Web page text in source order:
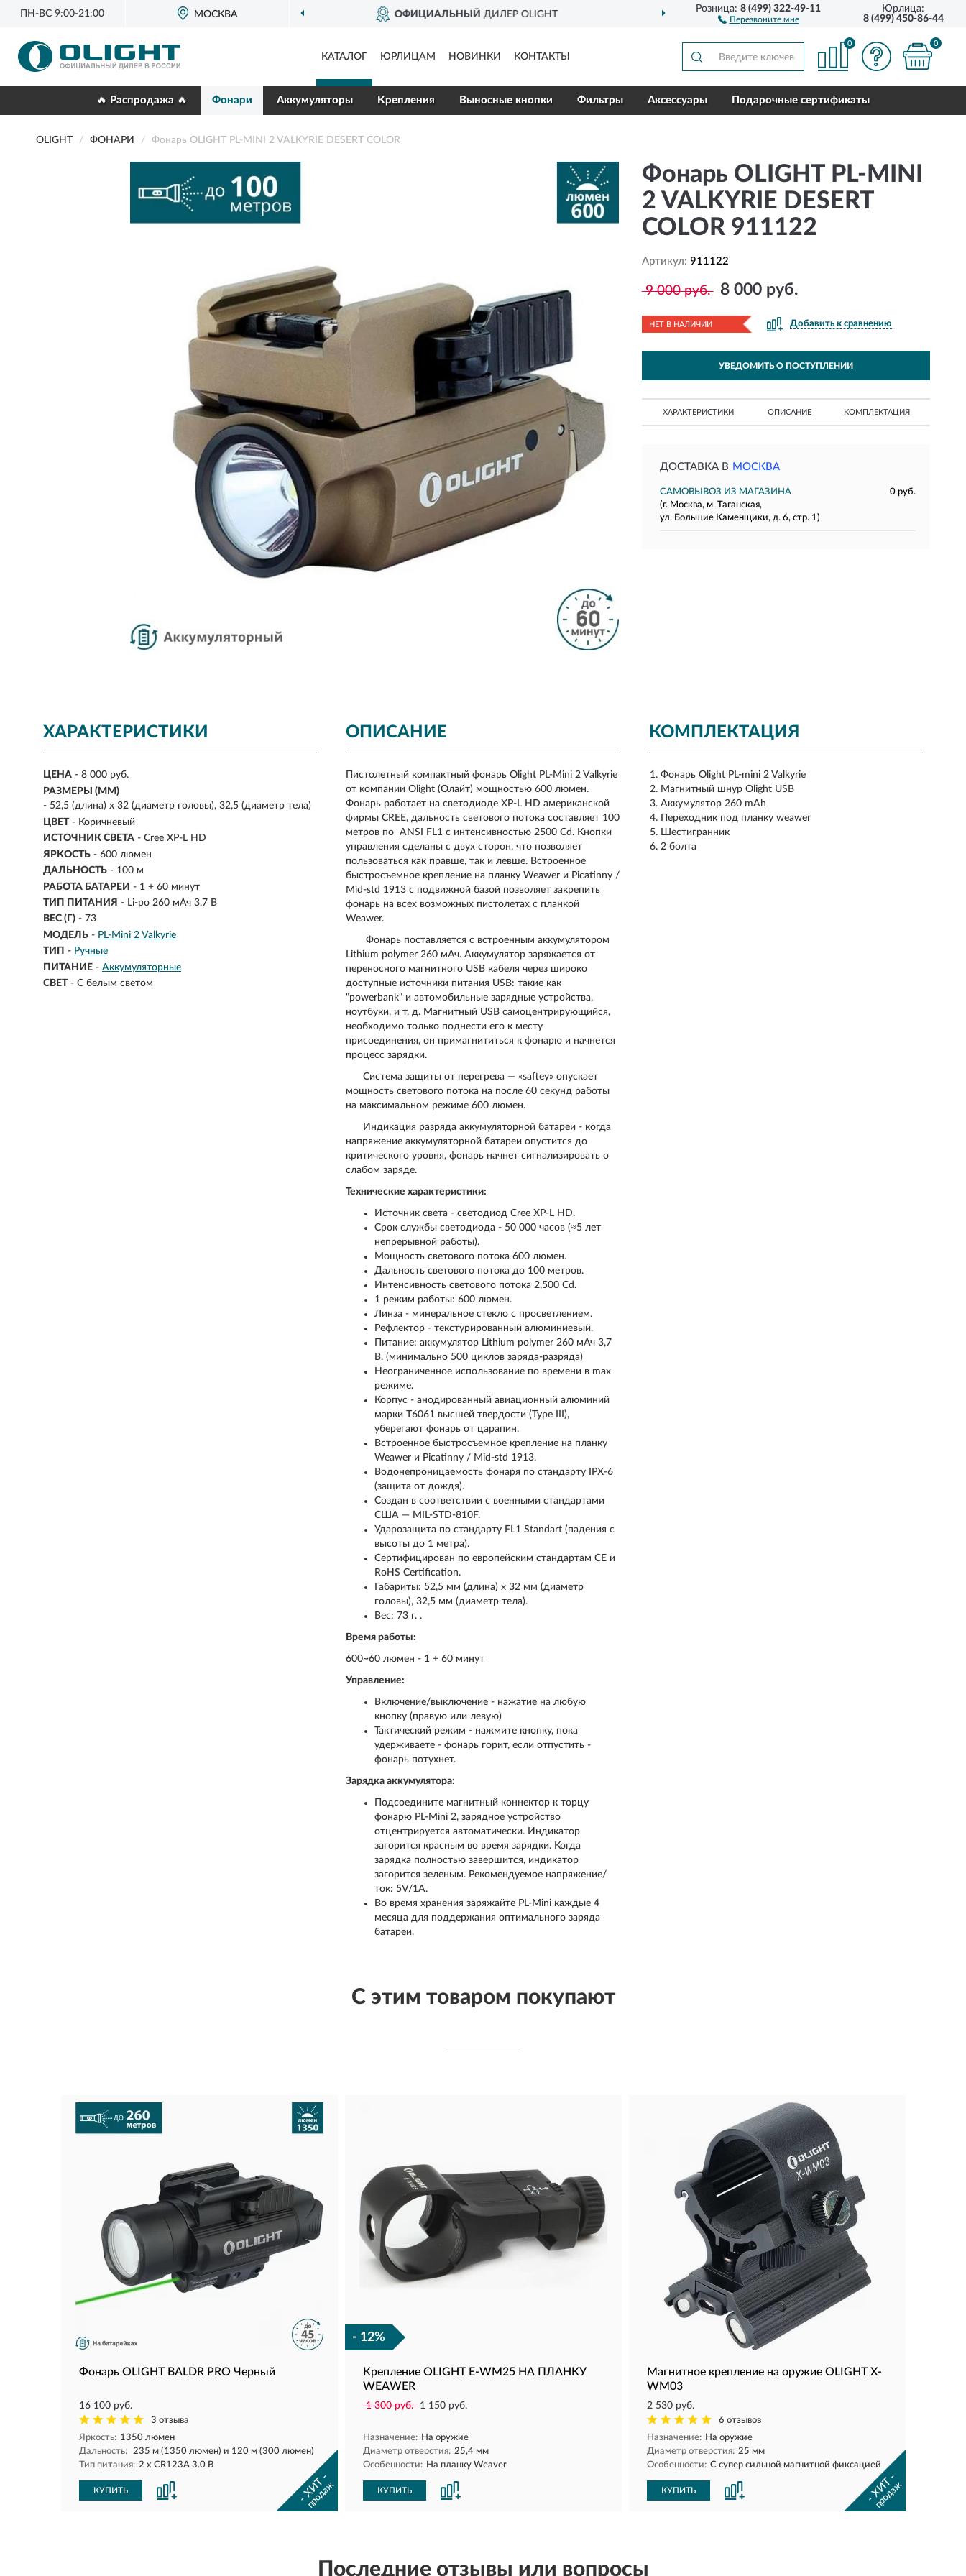
ПН-ВС 9:00-21:00 МОСКВА
ОФИЦИАЛЬНЫЙДИЛЕР OLIGHT ДОСТАВИМПО ВСЕЙ РОССИИ ДО 5 ЛЕТГАРАНТИЯ
Розница:8 (499) 322-49-11
Перезвоните мне
Юрлица:
8 (499) 450-86-44
КАТАЛОГ ЮРЛИЦАМ НОВИНКИ КОНТАКТЫ
0 0
🔥 Распродажа 🔥 Фонари Аккумуляторы Крепления Выносные кнопки Фильтры Аксессуары Подарочные сертификаты
OLIGHT ФОНАРИ Фонарь OLIGHT PL-MINI 2 VALKYRIE DESERT COLOR
Фонарь OLIGHT PL-MINI
2 VALKYRIE DESERT
COLOR 911122
Артикул: 911122
9 000 руб. 8 000 руб.
НЕТ В НАЛИЧИИ Добавить к сравнению
УВЕДОМИТЬ О ПОСТУПЛЕНИИ
ХАРАКТЕРИСТИКИ ОПИСАНИЕ КОМПЛЕКТАЦИЯ
ДОСТАВКА В МОСКВА
САМОВЫВОЗ ИЗ МАГАЗИНА
0 руб.
(г. Москва, м. Таганская,
ул. Большие Каменщики, д. 6, стр. 1)
ХАРАКТЕРИСТИКИ
ЦЕНА - 8 000 руб.
РАЗМЕРЫ (ММ)
- 52,5 (длина) х 32 (диаметр головы), 32,5 (диаметр тела)
ЦВЕТ - Коричневый
ИСТОЧНИК СВЕТА - Cree XP-L HD
ЯРКОСТЬ - 600 люмен
ДАЛЬНОСТЬ - 100 м
РАБОТА БАТАРЕИ - 1 + 60 минут
ТИП ПИТАНИЯ - Li-po 260 мАч 3,7 В
ВЕС (Г) - 73
МОДЕЛЬ - PL-Mini 2 Valkyrie
ТИП - Ручные
ПИТАНИЕ - Аккумуляторные
СВЕТ - С белым светом
КОМПЛЕКТАЦИЯ
Фонарь Olight PL-mini 2 Valkyrie
Магнитный шнур Olight USB
Аккумулятор 260 mAh
Переходник под планку weawer
Шестигранник
2 болта
ОПИСАНИЕ
Пистолетный компактный фонарь Olight PL-Mini 2 Valkyrie
от компании Olight (Олайт) мощностью 600 люмен.
Фонарь работает на светодиоде XP-L HD американской
фирмы CREE, дальность светового потока составляет 100
метров по ANSI FL1 с интенсивностью 2500 Cd. Кнопки
управления сделаны с двух сторон, что позволяет
пользоваться как правше, так и левше. Встроенное
быстросъемное крепление на планку Weawer и Picatinny /
Mid-std 1913 с подвижной базой позволяет закрепить
фонарь на всех возможных пистолетах с планкой
Weawer.
Фонарь поставляется с встроенным аккумулятором
Lithium polymer 260 мАч. Аккумулятор заряжается от
переносного магнитного USB кабеля через широко
доступные источники питания USB: такие как
"powerbank" и автомобильные зарядные устройства,
ноутбуки, и т. д. Магнитный USB самоцентрирующийся,
необходимо только поднести его к месту
присоединения, он примагнититься к фонарю и начнется
процесс зарядки.
Система защиты от перегрева — «saftey» опускает
мощность светового потока на после 60 секунд работы
на максимальном режиме 600 люмен.
Индикация разряда аккумуляторной батареи - когда
напряжение аккумуляторной батареи опустится до
критического уровня, фонарь начнет сигнализировать о
слабом заряде.
Технические характеристики:
Источник света - светодиод Cree XP-L HD.
Срок службы светодиода - 50 000 часов (≈5 лет
непрерывной работы).
Мощность светового потока 600 люмен.
Дальность светового потока до 100 метров.
Интенсивность светового потока 2,500 Cd.
1 режим работы: 600 люмен.
Линза - минеральное стекло с просветлением.
Рефлектор - текстурированный алюминиевый.
Питание: аккумулятор Lithium polymer 260 мАч 3,7
В. (минимально 500 циклов заряда-разряда)
Неограниченное использование по времени в max
режиме.
Корпус - анодированный авиационный алюминий
марки T6061 высшей твердости (Type III),
уберегают фонарь от царапин.
Встроенное быстросъемное крепление на планку
Weawer и Picatinny / Mid-std 1913.
Водонепроницаемость фонаря по стандарту IPX-6
(защита от дождя).
Создан в соответствии с военными стандартами
США — MIL-STD-810F.
Ударозащита по стандарту FL1 Standart (падения с
высоты до 1 метра).
Сертифицирован по европейским стандартам CE и
RoHS Certification.
Габариты: 52,5 мм (длина) х 32 мм (диаметр
головы), 32,5 мм (диаметр тела).
Вес: 73 г. .
Время работы:
600~60 люмен - 1 + 60 минут
Управление:
Включение/выключение - нажатие на любую
кнопку (правую или левую)
Тактический режим - нажмите кнопку, пока
удерживаете - фонарь горит, если отпустить -
фонарь потухнет.
Зарядка аккумулятора:
Подсоедините магнитный коннектор к торцу
фонарю PL-Mini 2, зарядное устройство
отцентрируется автоматически. Индикатор
загорится красным во время зарядки. Когда
зарядка полностью завершится, индикатор
загорится зеленым. Рекомендуемое напряжение/
ток: 5V/1A.
Во время хранения заряжайте PL-Mini каждые 4
месяца для поддержания оптимального заряда
батареи.
С этим товаром покупают
Фонарь OLIGHT BALDR PRO Черный
16 100 руб.
3 отзыва
Яркость: 1350 люмен
Дальность:
235 м (1350 люмен) и 120 м (300 люмен)
Тип питания: 2 x CR123А 3.0 В
КУПИТЬ - ХИТ -
продаж
- 12%
Крепление OLIGHT E-WM25 НА ПЛАНКУ
WEAWER
1 300 руб. 1 150 руб.
Назначение: На оружие
Диаметр отверстия: 25,4 мм
Особенности: На планку Weaver
КУПИТЬ
Магнитное крепление на оружие OLIGHT X-
WM03
2 530 руб.
6 отзывов
Назначение: На оружие
Диаметр отверстия: 25 мм
Особенности: С супер сильной магнитной фиксацией
КУПИТЬ - ХИТ -
продаж
Последние отзывы или вопросы